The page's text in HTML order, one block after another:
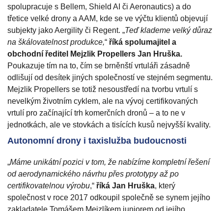
spolupracuje s Bellem, Shield AI či Aeronautics) a do
třetice velké drony a AAM, kde se ve výčtu klientů objevují
subjekty jako Aergility či Regent. „Teď klademe velký důraz
na škálovatelnost produkce,“ říká spolumajitel a
obchodní ředitel Mejzlik Propellers Jan Hruška.
Poukazuje tím na to, čím se brněnští vrtuláři zásadně
odlišují od desítek jiných společností ve stejném segmentu.
Mejzlik Propellers se totiž nesoustředí na tvorbu vrtulí s
nevelkým životním cyklem, ale na vývoj certifikovaných
vrtulí pro začínající trh komerčních dronů – a to ne v
jednotkách, ale ve stovkách a tisících kusů nejvyšší kvality.
Autonomní drony i taxislužba budoucnosti
„Máme unikátní pozici v tom, že nabízíme kompletní řešení
od aerodynamického návrhu přes prototypy až po
certifikovatelnou výrobu,“ říká Jan Hruška, který
společnost v roce 2017 odkoupil společně se synem jejího